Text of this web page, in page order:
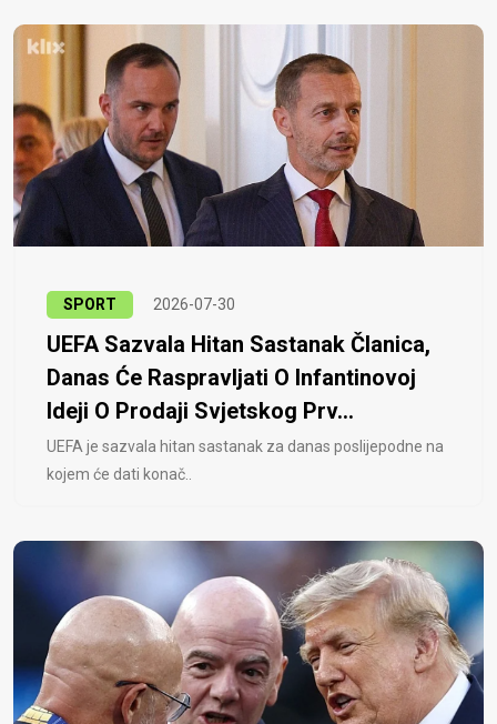
SPORT 2026-07-30
UEFA Sazvala Hitan Sastanak Članica,
Danas Će Raspravljati O Infantinovoj
Ideji O Prodaji Svjetskog Prv...
UEFA je sazvala hitan sastanak za danas poslijepodne na
kojem će dati konač..